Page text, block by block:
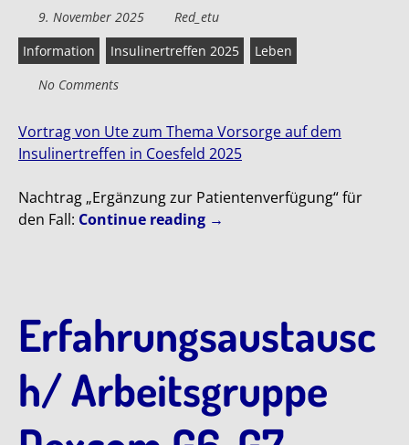
9. November 2025
Red_etu
Information
Insulinertreffen 2025
Leben
No Comments
Vortrag von Ute zum Thema Vorsorge auf dem
Insulinertreffen in Coesfeld 2025
Nachtrag „Ergänzung zur Patientenverfügung“ für
den Fall: Continue reading →
Erfahrungsaustausc
h/ Arbeitsgruppe